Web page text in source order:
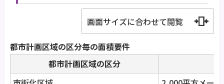
画面サイズに合わせて閲覧
都市計画区域の区分毎の面積要件
都市計画区域の区分